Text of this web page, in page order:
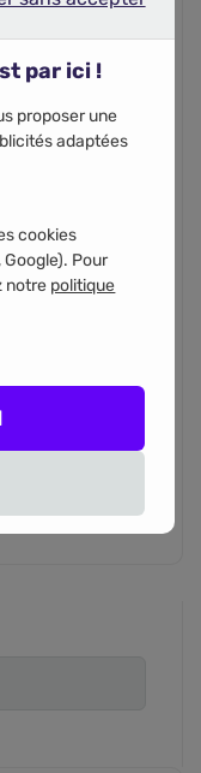
par
téléphone, vous
d’assurance
par ici !
proposer une
adaptées
cookies
Pour
notre politique
accepter